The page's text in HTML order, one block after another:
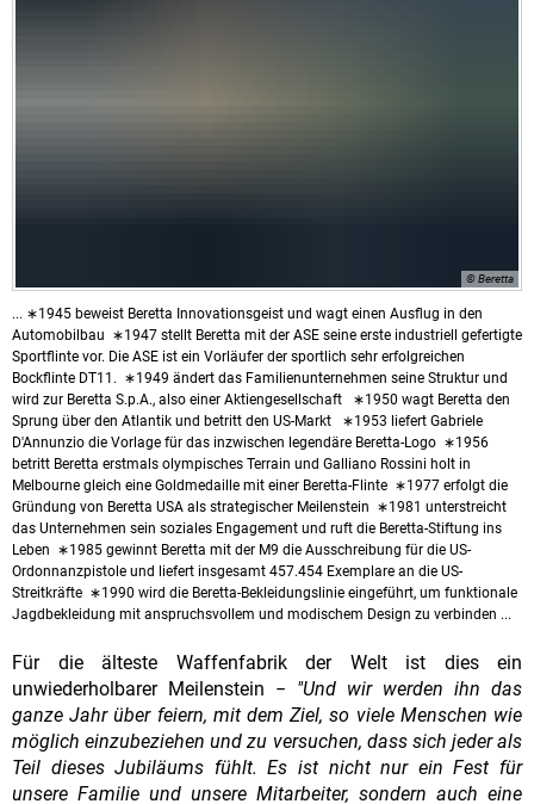
© Beretta
... ∗1945 beweist Beretta Innovationsgeist und wagt einen Ausflug in den
Automobilbau ∗1947 stellt Beretta mit der ASE seine erste industriell gefertigte
Sportflinte vor. Die ASE ist ein Vorläufer der sportlich sehr erfolgreichen
Bockflinte DT11. ∗1949 ändert das Familienunternehmen seine Struktur und
wird zur Beretta S.p.A., also einer Aktiengesellschaft ∗1950 wagt Beretta den
Sprung über den Atlantik und betritt den US-Markt ∗1953 liefert Gabriele
D'Annunzio die Vorlage für das inzwischen legendäre Beretta-Logo ∗1956
betritt Beretta erstmals olympisches Terrain und Galliano Rossini holt in
Melbourne gleich eine Goldmedaille mit einer Beretta-Flinte ∗1977 erfolgt die
Gründung von Beretta USA als strategischer Meilenstein ∗1981 unterstreicht
das Unternehmen sein soziales Engagement und ruft die Beretta-Stiftung ins
Leben ∗1985 gewinnt Beretta mit der M9 die Ausschreibung für die US-
Ordonnanzpistole und liefert insgesamt 457.454 Exemplare an die US-
Streitkräfte ∗1990 wird die Beretta-Bekleidungslinie eingeführt, um funktionale
Jagdbekleidung mit anspruchsvollem und modischem Design zu verbinden ...
Für die älteste Waffenfabrik der Welt ist dies ein
unwiederholbarer Meilenstein − "Und wir werden ihn das
ganze Jahr über feiern, mit dem Ziel, so viele Menschen wie
möglich einzubeziehen und zu versuchen, dass sich jeder als
Teil dieses Jubiläums fühlt. Es ist nicht nur ein Fest für
unsere Familie und unsere Mitarbeiter, sondern auch eine